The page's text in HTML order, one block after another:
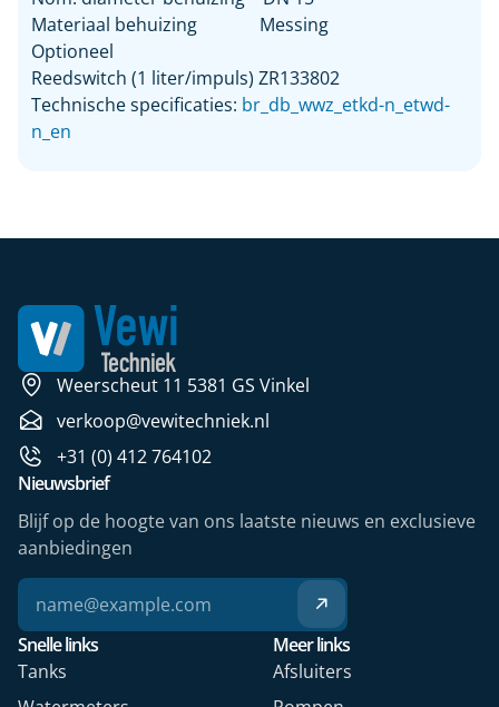
Materiaal behuizing Messing
Optioneel
Reedswitch (1 liter/impuls) ZR133802
Technische specificaties: br_db_wwz_etkd-n_etwd-
n_en
Weerscheut 11 5381 GS Vinkel
verkoop@vewitechniek.nl
+31 (0) 412 764102
Snelle links
Tanks
Meer links
Afsluiters
Nieuwsbrief
Blijf op de hoogte van ons laatste nieuws en exclusieve
aanbiedingen